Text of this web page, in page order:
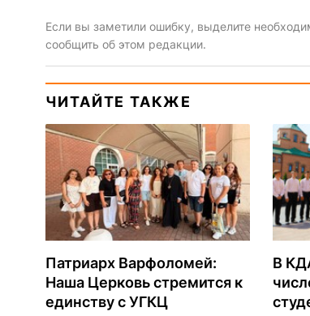
Если вы заметили ошибку, выделите
сообщить об этом редакции.
ЧИТАЙТЕ ТАКЖЕ
Патриарх Варфоломей:
Наша Церковь стремится к
единству с УГКЦ
В